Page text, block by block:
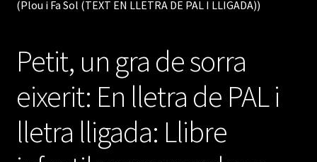
Petit, un gra de sorra
eixerit: En lletra de PAL i
lletra lligada: Llibre